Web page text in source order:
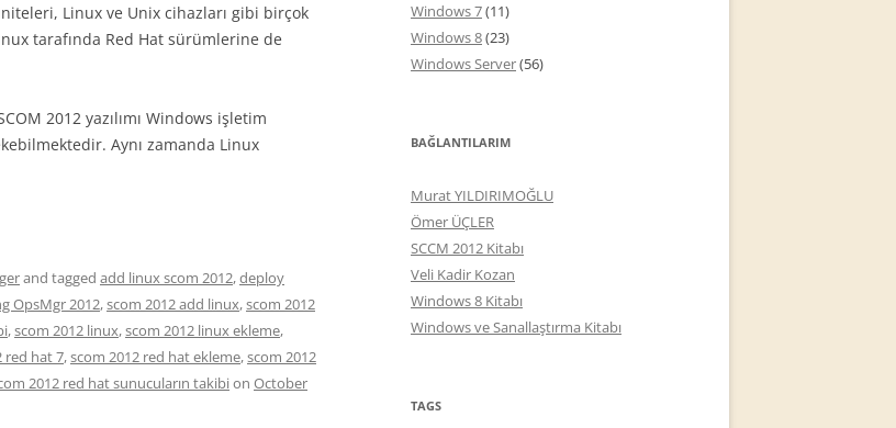
Linux ve Unix cihazları gibi birçok
tarafında Red Hat sürümlerine de
2012 yazılımı Windows işletim
Aynı zamanda Linux
and tagged add linux scom 2012,deploy
OpsMgr 2012,scom 2012 add linux,scom 2012
,scom 2012 linux,scom 2012 linux ekleme,
red hat 7,scom 2012 red hat ekleme,scom 2012
2012 red hat sunucuların takibion October
Windows 7(11)
Windows 8(23)
Windows Server(56)
BAĞLANTILARIM
Murat YILDIRIMOĞLU
Ömer ÜÇLER
SCCM 2012 Kitabı
Veli Kadir Kozan
Windows 8 Kitabı
Windows ve Sanallaştırma Kitabı
TAGS